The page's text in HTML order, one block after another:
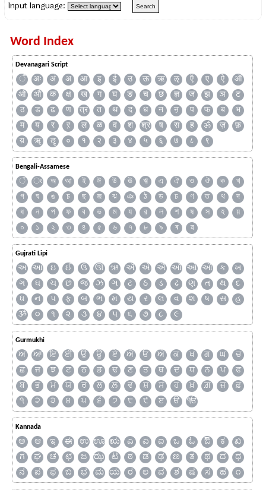
Input language:
Word Index
Devanagari Script
ँ अः अं अ आ इ ई उ ऊ ऋ ऌ ऍ ए ऐ
ऑ
ओ
औ क क्ष ख ग घ ङ च छ ज्ञ ज झ ञ
ट
ठ
ड ढ ण त्र त थ द ध न ऩ प फ ब
भ
म
य र ऱ ल ळ व श श्र ष स ह ॐ ज़
फ़
य़
ॠ ॡ ० १ २ ३ ४ ५ ६ ७ ८ ९
Bengali-Assamese
ঁ ং অ আ ই ঈ উ ঊ ঋ এ ঐ ও ঔ ক
খ
গ
ঘ ঙ চ ছ জ ঝ ঞ ঠ ড ঢ ণ ত থ
দ
ধ
ন প ফ ব ভ ম য র ল শ ষ স হ
য়
০
১ ২ ৩ ৪ ৫ ৬ ৭ ৮ ৯ ৰ ৱ
Gujrati Lipi
અ આ ઇ ઈ ઉ ઊ ઋ ઍ એ ઐ ઑ ઓ ઔ ક
ખ
ગ
ઘ ચ છ જ ઝ ઞ ટ ઠ ડ ઢ ણ ત થ
દ
ધ
ન પ ફ બ ભ મ ય ર લ વ શ ષ સ
હ
ૐ
૦ ૧ ૨ ૩ ૪ ૫ ૬ ૭ ૮ ૯
Gurmukhi
ਅ ਆ ਇ ਈ ਉ ਊ ਏ ਐ ਓ ਔ ਕ ਖ ਗ ਘ
ਚ
ਛ
ਜ ਝ ਟ ਠ ਡ ਢ ਣ ਤ ਥ ਦ ਧ ਨ ਪ
ਫ
ਬ
ਭ ਮ ਯ ਰ ਲ ਲ਼ ਵ ਸ਼ ਸ ਹ ਖ਼ ਗ਼ ਜ਼
ਫ਼
੧
੨ ੩ ੪ ੫ ੬ ੭ ੮ ੯ ੲ ੳ ੴ
Kannada
ಅ ಆ ಇ ಈ ಉ ಊ ಋ ಎ ಏ ಐ ಒ ಓ ಔ ಕ
ಖ
ಗ
ಘ ಚ ಛ ಜ ಝ ಟ ಠ ಡ ಢ ಣ ತ ಥ ದ
ಧ
ನ
ಪ ಫ ಬ ಭ ಮ ಯ ರ ಲ ವ ಶ ಷ ಸ ಹ ೧